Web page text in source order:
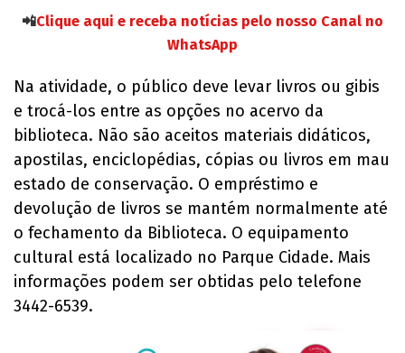
📲Clique aqui e receba notícias pelo nosso Canal no
WhatsApp
Na atividade, o público deve levar livros ou gibis
e trocá-los entre as opções no acervo da
biblioteca. Não são aceitos materiais didáticos,
apostilas, enciclopédias, cópias ou livros em mau
estado de conservação. O empréstimo e
devolução de livros se mantém normalmente até
o fechamento da Biblioteca. O equipamento
cultural está localizado no Parque Cidade. Mais
informações podem ser obtidas pelo telefone
3442-6539.